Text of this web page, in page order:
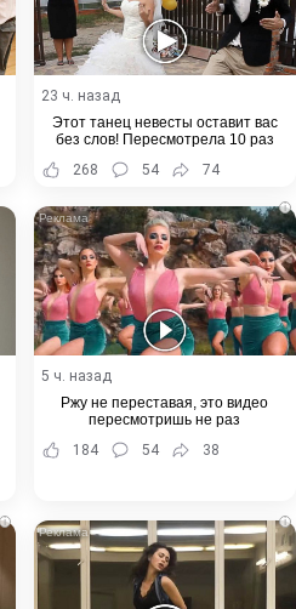
23 ч. назад
Этот танец невесты оставит вас
без слов! Пересмотрела 10 раз
268
54 74
i
5 ч. назад
Ржу не переставая, это видео
пересмотришь не раз
184
54 38
i i